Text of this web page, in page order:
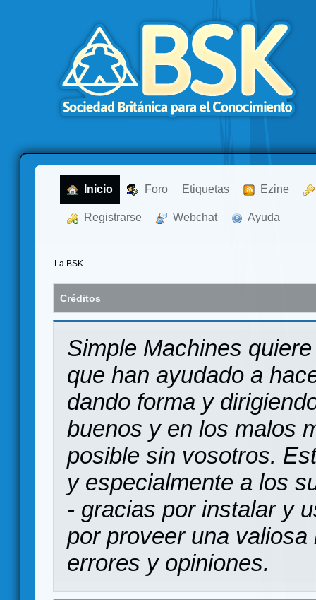
Inicio Foro Etiquetas Ezine
Registrarse Webchat Ayuda
La BSK
Créditos
Simple Machines
que han ayudado a
dando forma y
buenos y en los malos
posible sin vosotros.
y especialmente a los
- gracias por instalar y
por proveer una
errores y opiniones.